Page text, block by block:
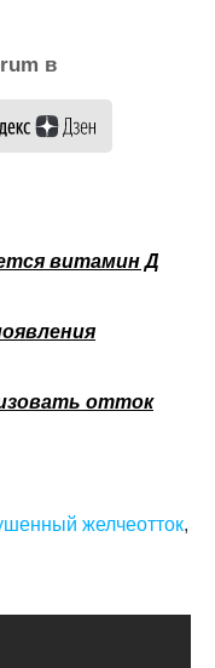
в
витамин Д
отток
желчеотток,